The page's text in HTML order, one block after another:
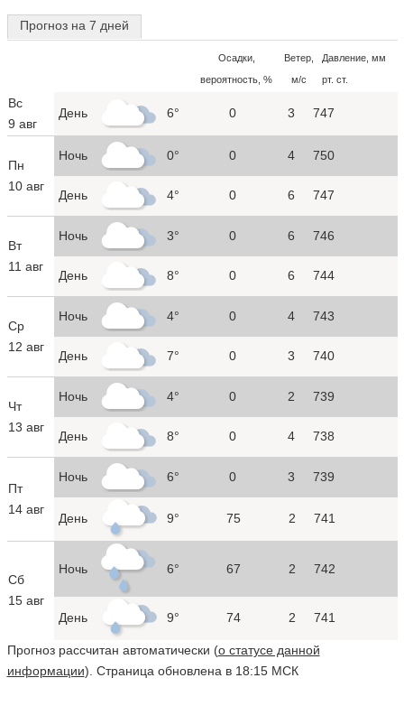
Прогноз на 7 дней
Осадки,
вероятность, %
Ветер,
м/с
Давление, мм
рт. ст.
Вс
9 авг
День 6° 0 3 747
Пн
10 авг
Ночь 0° 0 4 750
День 4° 0 6 747
Вт
11 авг
Ночь 3° 0 6 746
День 8° 0 6 744
Ср
12 авг
Ночь 4° 0 4 743
День 7° 0 3 740
Чт
13 авг
Ночь 4° 0 2 739
День 8° 0 4 738
Пт
14 авг
Ночь 6° 0 3 739
День 9° 75 2 741
Сб
15 авг
Ночь 6° 67 2 742
День 9° 74 2 741
Прогноз рассчитан автоматически (о статусе данной
информации). Страница обновлена в 18:15 МСК